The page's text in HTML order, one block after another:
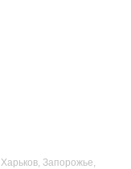
Запорожье,